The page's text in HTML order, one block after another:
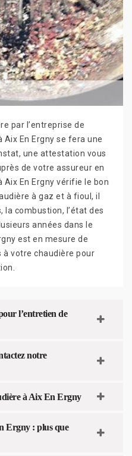
par l’entreprise de
En Ergny se fera une
une attestation vous
de votre assureur en
Aix En Ergny vérifie le bon
à gaz et à fioul, il
la combustion, l’état des
années dans le
est en mesure de
à votre chaudière pour
l’entretien de
notre
à Aix En Ergny
Ergny : plus que